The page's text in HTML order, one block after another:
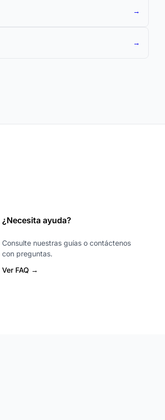
→
→
¿Necesita ayuda?
Consulte nuestras guías o contáctenos
con preguntas.
Ver FAQ →